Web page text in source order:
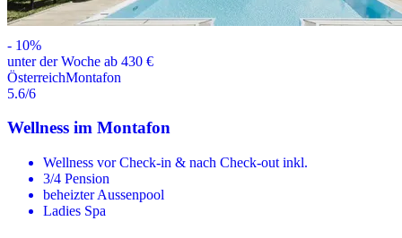
- 10%
unter der Woche ab 430 €
ÖsterreichMontafon
5.6/6
Wellness im Montafon
Wellness vor Check-in & nach Check-out inkl.
3/4 Pension
beheizter Aussenpool
Ladies Spa